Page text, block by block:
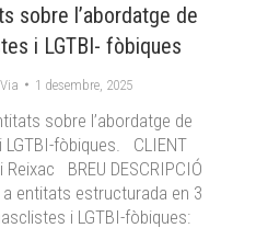
sobre l’abordatge de
i LGTBI- fòbiques
1 desembre, 2025
sobre l’abordatge de
fòbiques. CLIENT
BREU DESCRIPCIÓ
a entitats estructurada en 3
i LGTBI-fòbiques: